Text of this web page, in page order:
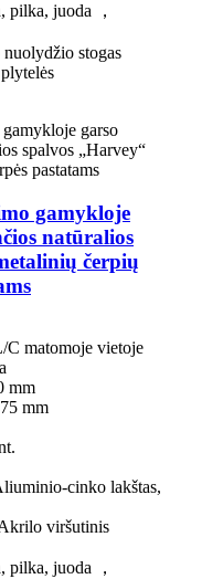
pilka, juoda ，
stogas
gamykloje
natūralios
čerpių
C matomoje vietoje
mm
mm
cinko lakštas,
viršutinis
pilka, juoda ，